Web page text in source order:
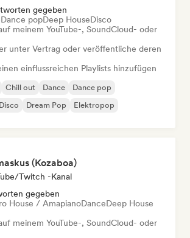
gegeben
Dance popDeep HouseDisco
meinem YouTube-, SoundCloud- oder
unter Vertrag oder veröffentliche deren
einflussreichen Playlists hinzufügen
Chill out Dance
Dance pop
Disco Dream Pop Elektropop
(Kozaboa)
Twitch -Kanal
gegeben
House / AmapianoDanceDeep House
meinem YouTube-, SoundCloud- oder